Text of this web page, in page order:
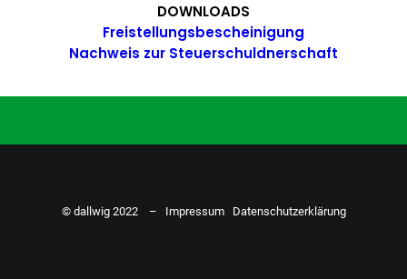
DOWNLOADS
Freistellungsbescheinigung
Nachweis zur Steuerschuldnerschaft
ZU DEN STELLENANGEBOTEN
© dallwig 2022 – Impressum Datenschutzerklärung